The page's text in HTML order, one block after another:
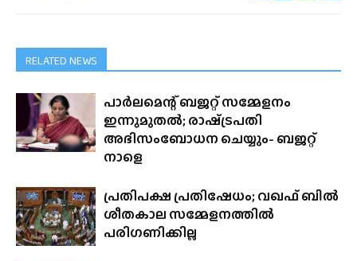
RELATED NEWS
പാർലമെന്റ് ബജറ്റ് സമ്മേളനം
ഇന്നുമുതൽ; രാഷ്‍ട്രപതി
അഭിസംബോധന ചെയ്യും- ബജറ്റ്
നാളെ
പ്രതിപക്ഷ പ്രതിഷേധം; വഖഫ് ബിൽ
ശീതകാല സമ്മേളനത്തിൽ
പരിഗണിക്കില്ല